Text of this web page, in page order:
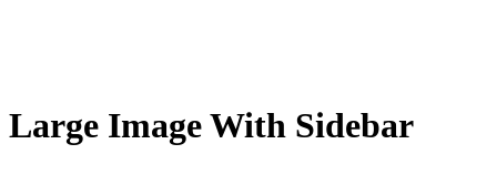
Large Image With Sidebar